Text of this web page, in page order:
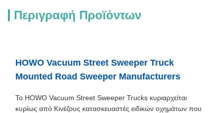
Περιγραφή Προϊόντων
HOWO Vacuum Street Sweeper Truck
Mounted Road Sweeper Manufacturers
Το HOWO Vacuum Street Sweeper Trucks κυριαρχείται
κυρίως από Κινέζους κατασκευαστές ειδικών οχημάτων που